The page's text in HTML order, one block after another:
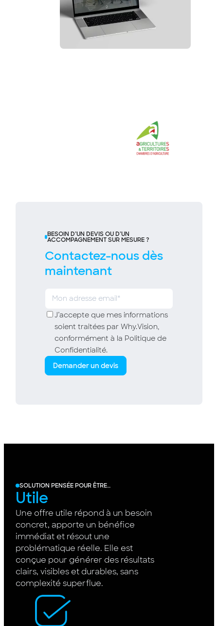
BESOIN D’UN DEVIS OU D’UN
ACCOMPAGNEMENT SUR MESURE ?
Contactez-nous dès
maintenant
J’accepte que mes informations
soient traitées par Why.Vision,
conformément à la Politique de
Confidentialité.
SOLUTION PENSÉE POUR ÊTRE…
Utile
Une offre utile répond à un besoin
concret, apporte un bénéfice
immédiat et résout une
problématique réelle. Elle est
conçue pour générer des résultats
clairs, visibles et durables, sans
complexité superflue.